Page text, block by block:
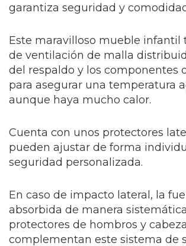
garantiza seguridad y
Este maravilloso mueble infantil
de ventilación de malla
del respaldo y los componentes
para asegurar una temperatura
aunque haya mucho calor.
Cuenta con unos protectores
pueden ajustar de forma
seguridad personalizada.
En caso de impacto lateral, la
absorbida de manera
protectores de hombros y
complementan este sistema de